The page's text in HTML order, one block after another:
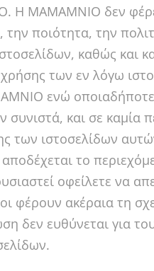
Η MAMAMNIO δεν
την ποιότητα, την
καθώς και
των εν λόγω
ενώ
συνιστά, και σε
των ιστοσελίδων
το
οφείλετε να
φέρουν ακέραια τη
δεν ευθύνεται για